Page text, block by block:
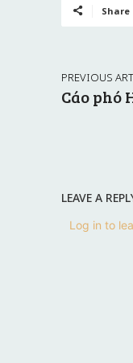
Share
PREVIOUS
Cáo phó
LEAVE A
Log in to